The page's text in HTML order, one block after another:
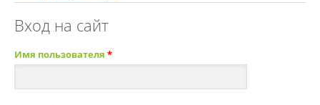
Вход на сайт
Имя пользователя *